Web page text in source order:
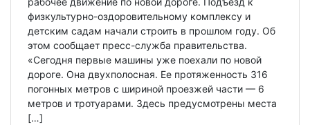
физкультурно-оздоровительному комплексу и
детским садам начали строить в прошлом году. Об
этом сообщает пресс-служба правительства.
«Сегодня первые машины уже поехали по новой
дороге. Она двухполосная. Ее протяженность 316
погонных метров с шириной проезжей части — 6
метров и тротуарами. Здесь предусмотрены места
[…]